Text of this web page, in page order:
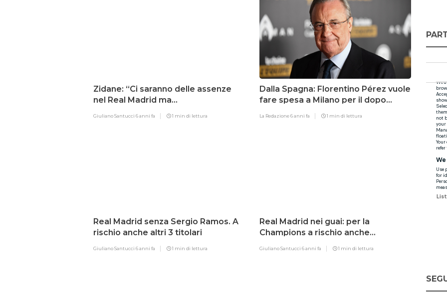
Zidane: “Ci saranno delle assenze
nel Real Madrid ma…
Giuliano Santucci 6 anni fa 1 min di lettura
Dalla Spagna: Florentino Pérez vuole
fare spesa a Milano per il dopo
La Redazione6 anni fa 1 min di lettura
Real Madrid senza Sergio Ramos. A
rischio anche altri 3 titolari
Giuliano Santucci 6 anni fa 1 min di lettura
Real Madrid nei guai: per la
Champions a rischio anche
Casemiro e Benzema
Giuliano Santucci6 anni fa 1 min di lettura